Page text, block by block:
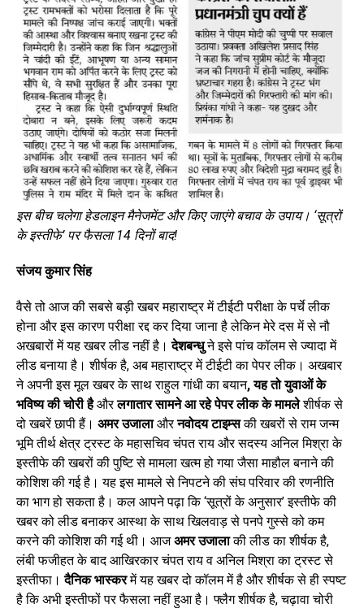
इस बीच चलेगा हेडलाइन मैनेजमेंट और किए जाएंगे बचाव के उपाय। ‘सूत्रों
के इस्तीफे’ पर फैसला 14 दिनों बाद!
संजय कुमार सिंह
वैसे तो आज की सबसे बड़ी खबर महाराष्ट्र में टीईटी परीक्षा के पर्चे लीक
होना और इस कारण परीक्षा रद्द कर दिया जाना है लेकिन मेरे दस में से नौ
अखबारों में यह खबर लीड नहीं है।देशबन्धुने इसे पांच कॉलम से ज्यादा में
लीड बनाया है। शीर्षक है, अब महाराष्ट्र में टीईटी का पेपर लीक। अखबार
ने अपनी इस मूल खबर के साथ राहुल गांधी का बयान, यह तो युवाओं के
भविष्य की चोरी हैऔरलगातार सामने आ रहे पेपर लीक के मामलेशीर्षक से
दो खबरें छापी हैं। अमर उजालाऔरनवोदय टाइम्सकी खबरों से राम जन्म
भूमि तीर्थ क्षेत्र ट्रस्ट के महासचिव चंपत राय और सदस्य अनिल मिश्रा के
इस्तीफे की खबरों की पुष्टि से मामला खत्म हो गया जैसा माहौल बनाने की
कोशिश की गई है। यह इस मामले से निपटने की संघ परिवार की रणनीति
का भाग हो सकता है। कल आपने पढ़ा कि ‘सूत्रों के अनुसार’ इस्तीफे की
खबर को लीड बनाकर आस्था के साथ खिलवाड़ से पनपे गुस्से को कम
करने की कोशिश की गई थी। आजअमर उजालाकी लीड का शीर्षक है,
लंबी फजीहत के बाद आखिरकार चंपत राय व अनिल मिश्रा का ट्रस्ट से
इस्तीफा।दैनिक भास्करमें यह खबर दो कॉलम में है और शीर्षक से ही स्पष्ट
है कि अभी इस्तीफों पर फैसला नहीं हुआ है। फ्लैग शीर्षक है, चढ़ावा चोरी